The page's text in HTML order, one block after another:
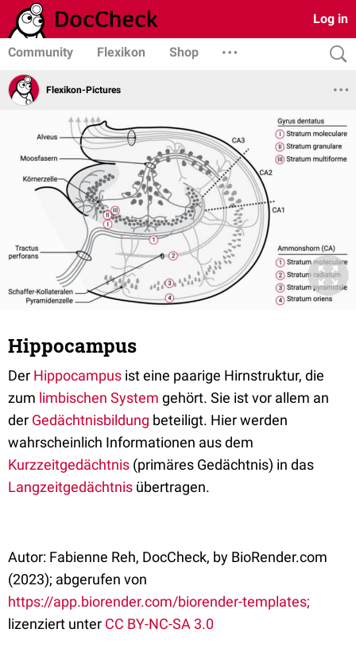
Log in
Community Flexikon Shop
Flexikon-Pictures
Hippocampus
Der Hippocampus ist eine paarige Hirnstruktur, die
zum limbischen System gehört. Sie ist vor allem an
der Gedächtnisbildung beteiligt. Hier werden
wahrscheinlich Informationen aus dem
Kurzzeitgedächtnis (primäres Gedächtnis) in das
Langzeitgedächtnis übertragen.
Autor: Fabienne Reh, DocCheck, by BioRender.com
(2023); abgerufen von
https://app.biorender.com/biorender-templates;
lizenziert unter CC BY-NC-SA 3.0